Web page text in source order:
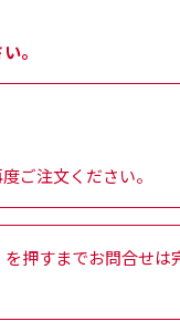
。
ご注文ください。
押すまでお問合せ